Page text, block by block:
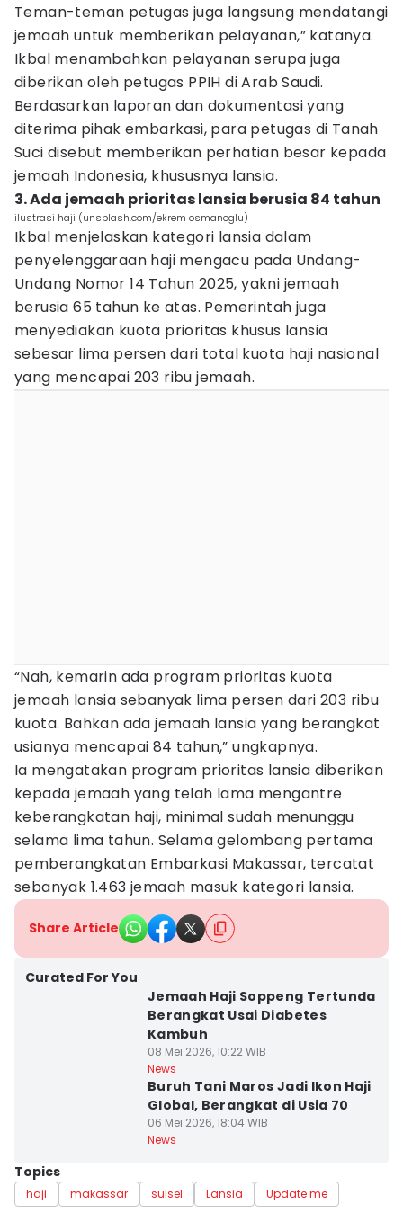
Teman-teman petugas juga langsung mendatangi
jemaah untuk memberikan pelayanan,” katanya.
Ikbal menambahkan pelayanan serupa juga
diberikan oleh petugas PPIH di Arab Saudi.
Berdasarkan laporan dan dokumentasi yang
diterima pihak embarkasi, para petugas di Tanah
Suci disebut memberikan perhatian besar kepada
jemaah Indonesia, khususnya lansia.
3. Ada jemaah prioritas lansia berusia 84 tahun
ilustrasi haji (unsplash.com/ekrem osmanoglu)
Ikbal menjelaskan kategori lansia dalam
penyelenggaraan haji mengacu pada Undang-
Undang Nomor 14 Tahun 2025, yakni jemaah
berusia 65 tahun ke atas. Pemerintah juga
menyediakan kuota prioritas khusus lansia
sebesar lima persen dari total kuota haji nasional
yang mencapai 203 ribu jemaah.
“Nah, kemarin ada program prioritas kuota
jemaah lansia sebanyak lima persen dari 203 ribu
kuota. Bahkan ada jemaah lansia yang berangkat
usianya mencapai 84 tahun,” ungkapnya.
Ia mengatakan program prioritas lansia diberikan
kepada jemaah yang telah lama mengantre
keberangkatan haji, minimal sudah menunggu
selama lima tahun. Selama gelombang pertama
pemberangkatan Embarkasi Makassar, tercatat
sebanyak 1.463 jemaah masuk kategori lansia.
Share Article
Curated For You
Jemaah Haji Soppeng Tertunda
Berangkat Usai Diabetes
Kambuh
08 Mei 2026, 10:22 WIB
News
Buruh Tani Maros Jadi Ikon Haji
Global, Berangkat di Usia 70
06 Mei 2026, 18:04 WIB
News
Topics
haji makassar sulsel Lansia Update me